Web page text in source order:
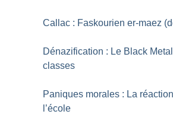
Callac : Faskourien er-maez
Dénazification : Le Black
classes
Paniques morales : La
l’école